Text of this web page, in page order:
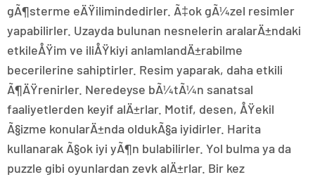
gÃ¶sterme eÄŸilimindedirler. Ã‡ok gÃ¼zel resimler
yapabilirler. Uzayda bulunan nesnelerin aralarÄ±ndaki
etkileÅŸim ve iliÅŸkiyi anlamlandÄ±rabilme
becerilerine sahiptirler. Resim yaparak, daha etkili
Ã¶ÄŸrenirler. Neredeyse bÃ¼tÃ¼n sanatsal
faaliyetlerden keyif alÄ±rlar. Motif, desen, ÅŸekil
Ã§izme konularÄ±nda oldukÃ§a iyidirler. Harita
kullanarak Ã§ok iyi yÃ¶n bulabilirler. Yol bulma ya da
puzzle gibi oyunlardan zevk alÄ±rlar. Bir kez